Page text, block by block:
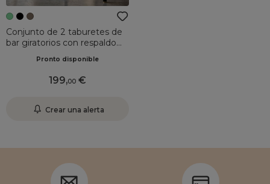
Conjunto de 2 taburetes de
bar giratorios con respaldo
de 63 a 84 cm) Carly Verde
Pronto disponible
199,00
Crear una alerta